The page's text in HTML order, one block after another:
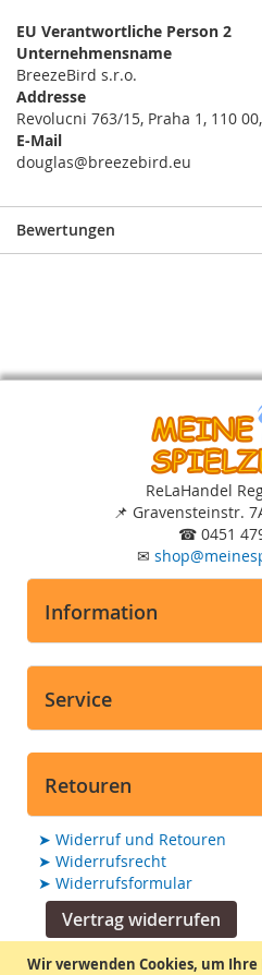
Wir verwenden Cookies, um
EU Verantwortliche Person 2
Unternehmensname
BreezeBird s.r.o.
Addresse
Revolucni 763/15, Praha 1, 110
E-Mail
douglas@breezebird.eu
Bewertungen
ReLaHandel
📌 Gravensteinstr.
☎ 0451
✉ shop@
Information
Service
Retouren
➤ Widerruf und Retouren
➤ Widerrufsrecht
➤ Widerrufsformular
Vertrag widerrufen
Suchmaschine